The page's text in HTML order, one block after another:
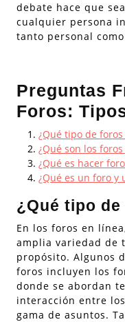
debate hace que
cualquier persona
tanto personal
Preguntas
Foros:
¿Qué tipo de foros
¿Qué son los
¿Qué es hacer
¿Qué es un foro y
¿Qué tipo
En los foros en
amplia variedad de
propósito. Algunos
foros incluyen los
donde se abordan
interacción entre
gama de asuntos.